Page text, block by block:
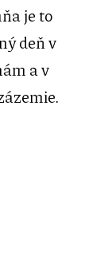
je to
deň v
a v